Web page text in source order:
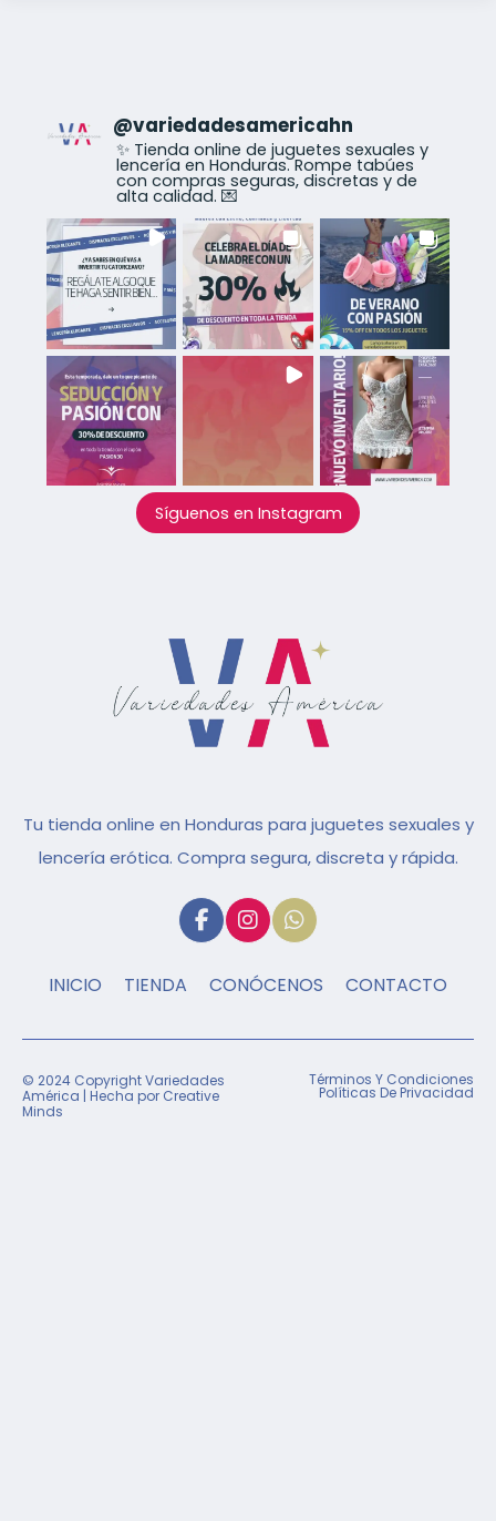
@variedadesamericahn
✨ Tienda online de juguetes sexuales y
lencería en Honduras. Rompe tabúes
con compras seguras, discretas y de
alta calidad. 💌
Síguenos en Instagram
Tu tienda online en Honduras para juguetes sexuales y
lencería erótica. Compra segura, discreta y rápida.
INICIO TIENDA CONÓCENOS CONTACTO
© 2024 Copyright Variedades
América | Hecha por Creative
Minds
Términos Y Condiciones
Políticas De Privacidad